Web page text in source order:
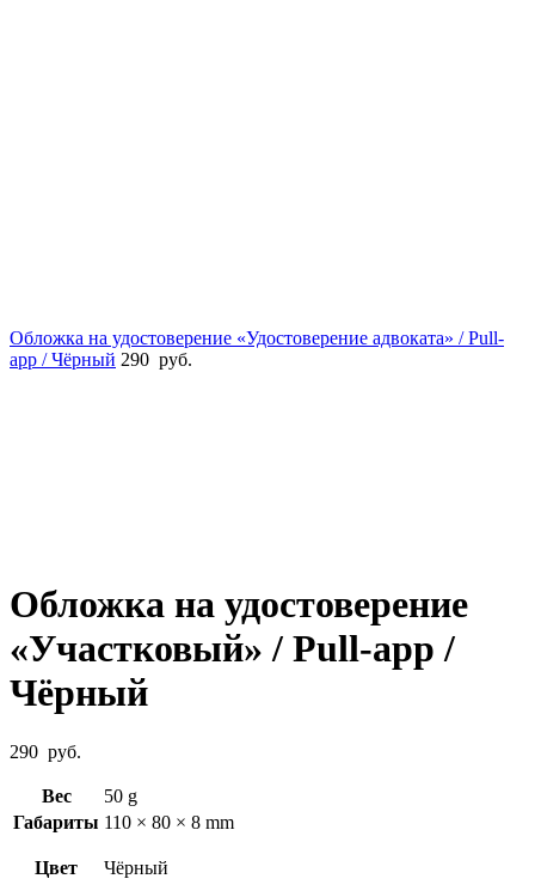
Обложка на удостоверение «Удостоверение адвоката» / Pull-
app / Чёрный 290 руб.
Обложка на удостоверение
«Участковый» / Pull-app /
Чёрный
290 руб.
Вес
50 g
Габариты 110 × 80 × 8 mm
Цвет Чёрный